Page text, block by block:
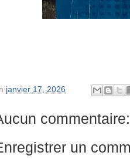
janvier 17, 2026
commentaire:
un